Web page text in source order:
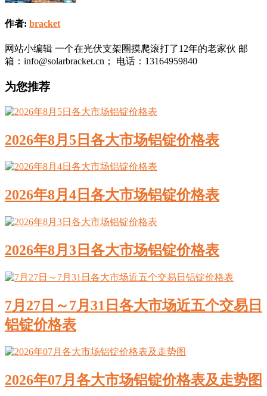
作者: bracket
网站小编辑 一个在光伏支架圈摸爬滚打了12年的老家伙 邮
箱：info@solarbracket.cn； 电话：13164959840
为您推荐
2026年8月5日各大市场铝锭价格表
2026年8月4日各大市场铝锭价格表
2026年8月3日各大市场铝锭价格表
7月27日～7月31日各大市场近五个交易日
铝锭价格表
2026年07月各大市场铝锭价格表及走势图